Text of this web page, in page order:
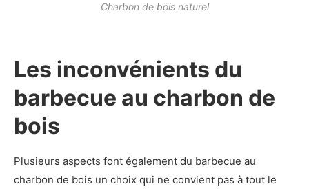
Charbon de bois naturel
Les inconvénients du
barbecue au charbon de
bois
Plusieurs aspects font également du barbecue au
charbon de bois un choix qui ne convient pas à tout le